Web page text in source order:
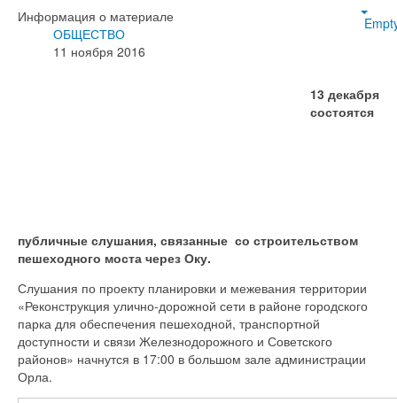
Информация о материале
ОБЩЕСТВО
11 ноября 2016
13 декабря
состоятся
публичные слушания, связанные со строительством
пешеходного моста через Оку.
Слушания по проекту планировки и межевания территории
«Реконструкция улично-дорожной сети в районе городского
парка для обеспечения пешеходной, транспортной
доступности и связи Железнодорожного и Советского
районов» начнутся в 17:00 в большом зале администрации
Орла.